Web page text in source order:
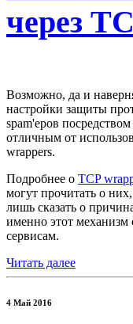
через
Возможно, да и
настройки защиты
spam'еров
отличным от
wrappers.
Подробнее о TCP
могут прочитать о
лишь сказать о
именно этот механизм
сервисам.
Читать далее
4 Май 2016